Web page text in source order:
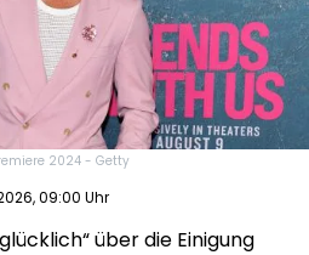
2024 - Getty
09:00 Uhr
über die Einigung